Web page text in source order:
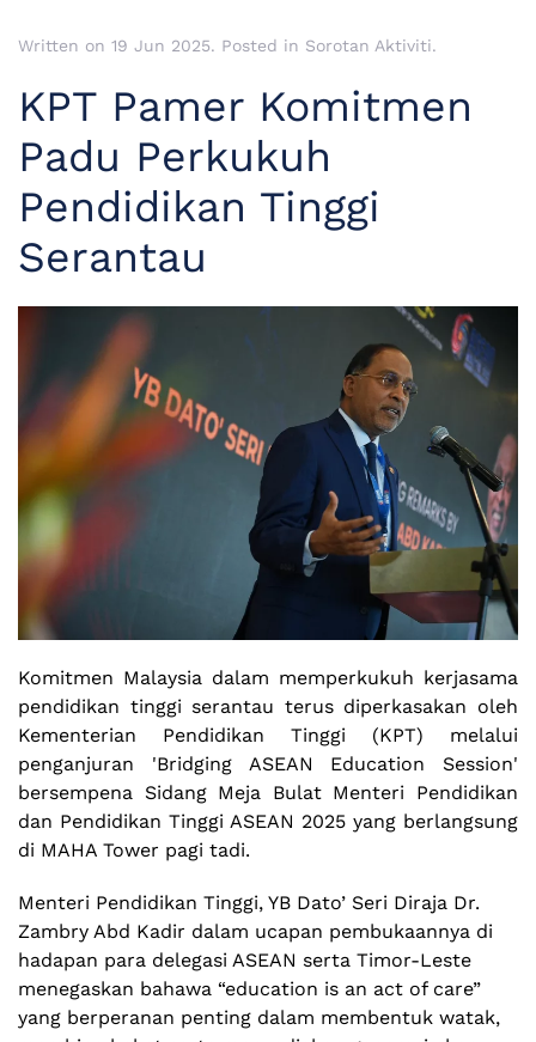
Written on 19 Jun 2025. Posted in Sorotan Aktiviti.
KPT Pamer Komitmen
Padu Perkukuh
Pendidikan Tinggi
Serantau
Komitmen Malaysia dalam memperkukuh kerjasama
pendidikan tinggi serantau terus diperkasakan oleh
Kementerian Pendidikan Tinggi (KPT) melalui
penganjuran 'Bridging ASEAN Education Session'
bersempena Sidang Meja Bulat Menteri Pendidikan
dan Pendidikan Tinggi ASEAN 2025 yang berlangsung
di MAHA Tower pagi tadi.
Menteri Pendidikan Tinggi, YB Dato’ Seri Diraja Dr.
Zambry Abd Kadir dalam ucapan pembukaannya di
hadapan para delegasi ASEAN serta Timor-Leste
menegaskan bahawa “education is an act of care”
yang berperanan penting dalam membentuk watak,